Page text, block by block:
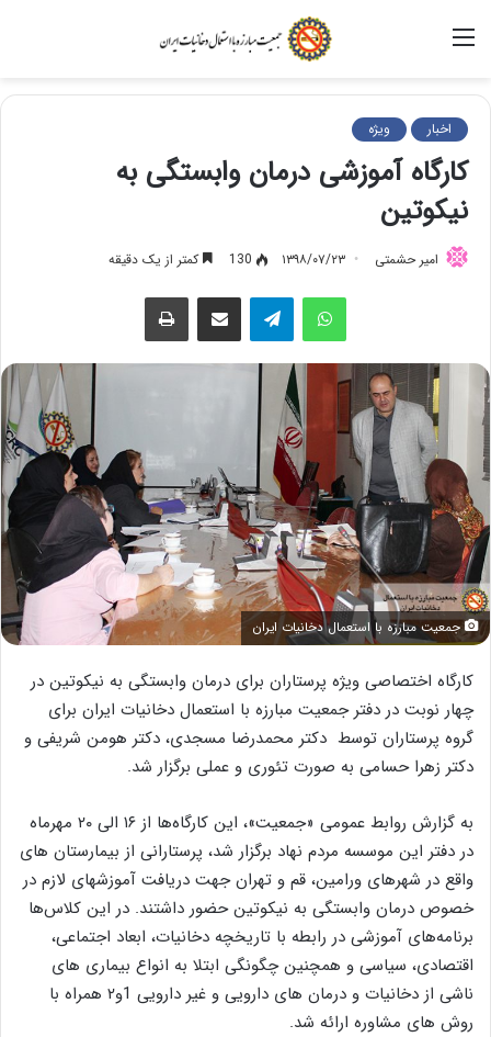
اخبار ویژه
کارگاه آموزشی درمان وابستگی به
نیکوتین
امیر حشمتی ۱۳۹۸/۰۷/۲۳ 130 کمتر از یک دقیقه
واتس آپ اشتراک گذاری از طریق ایمیل
جمعیت مبارزه با استعمال دخانیات ایران
کارگاه اختصاصی ویژه پرستاران برای درمان وابستگی به نیکوتین در
چهار نوبت در دفتر جمعیت مبارزه با استعمال دخانیات ایران برای
گروه پرستاران توسط دکتر محمدرضا مسجدی، دکتر هومن شریفی و
دکتر زهرا حسامی به صورت تئوری و عملی برگزار شد.
به گزارش روابط عمومی «جمعیت»، این کارگاه‌ها از ۱۶ الی ۲۰ مهرماه
در دفتر این موسسه مردم نهاد برگزار شد، پرستارانی از بیمارستان‌ های
واقع در شهرهای ورامین، قم و تهران جهت دریافت آموزشهای لازم در
خصوص درمان وابستگی به نیکوتین حضور داشتند. در این کلاس‌ها
برنامه‌های آموزشی در رابطه با تاریخچه دخانیات، ابعاد اجتماعی،
اقتصادی، سیاسی و همچنین چگونگی ابتلا به انواع بیماری های
ناشی از دخانیات و درمان های دارویی و غیر دارویی 1و۲ همراه با
روش های مشاوره ارائه شد.